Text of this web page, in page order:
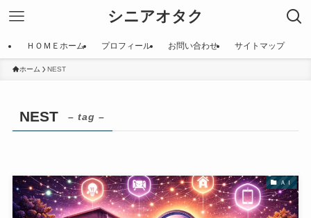
シニアオタク
ＨＯＭＥホーム プロフィール お問い合わせ サイトマップ
ホーム NEST
NEST – tag –
ＡＩ